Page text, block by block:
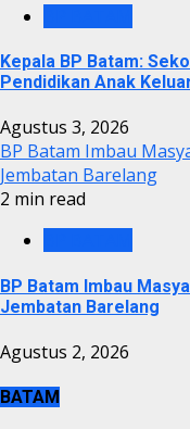
Kepala BP Batam:
Pendidikan Anak
Agustus 3, 2026
BP Batam Imbau
Jembatan Barelang
2 min read
BP Batam Imbau
Jembatan Barelang
Agustus 2, 2026
BATAM